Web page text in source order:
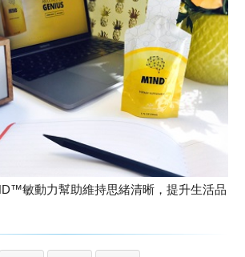
敏動力幫助維持思緒清晰，提升生活品